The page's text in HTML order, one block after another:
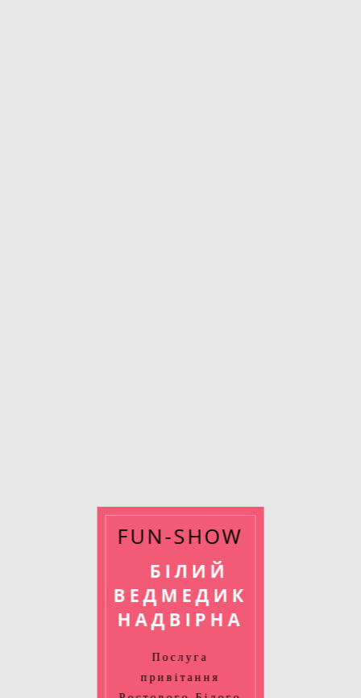
FUN-SHOW
БІЛИЙ
ВЕДМЕДИК
НАДВІРНА
Послуга
привітання